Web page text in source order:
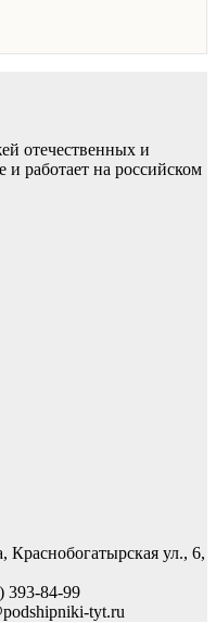
отечественных и
работает на российском
Краснобогатырская ул., 6,
393-84-99
tyt.ru